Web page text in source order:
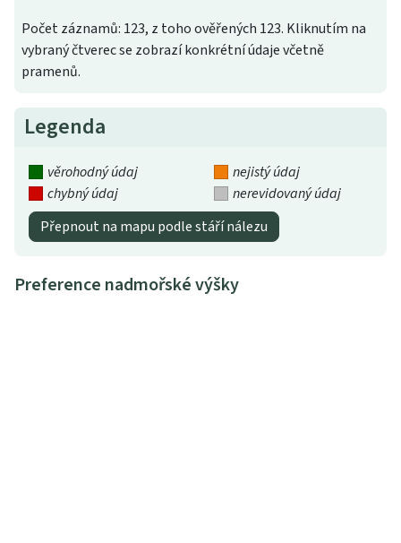
Počet záznamů: 123, z toho ověřených 123. Kliknutím na
vybraný čtverec se zobrazí konkrétní údaje včetně
pramenů.
Legenda
věrohodný údaj
nejistý údaj
chybný údaj
nerevidovaný údaj
Přepnout na mapu podle stáří nálezu
Preference nadmořské výšky